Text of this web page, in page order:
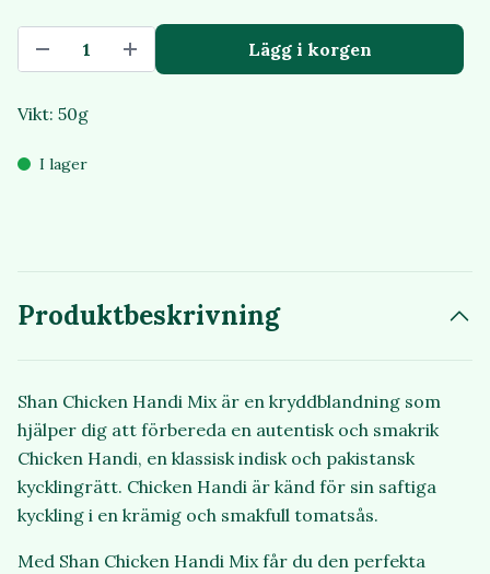
Lägg i korgen
Vikt: 50g
I lager
Produktbeskrivning
Shan Chicken Handi Mix är en kryddblandning som
hjälper dig att förbereda en autentisk och smakrik
Chicken Handi, en klassisk indisk och pakistansk
kycklingrätt. Chicken Handi är känd för sin saftiga
kyckling i en krämig och smakfull tomatsås.
Med Shan Chicken Handi Mix får du den perfekta